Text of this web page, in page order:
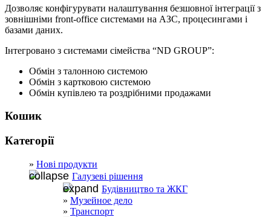
Дозволяє конфігурувати налаштування безшовної інтеграції з
зовнішніми front-office системами на АЗС, процесингами і
базами даних.
Інтегровано з системами сімейства “ND GROUP”:
Обмін з талонною системою
Обмін з картковою системою
Обмін купівлею та роздрібними продажами
Кошик
Категорії
Нові продукти
Галузеві рішення
Будівництво та ЖКГ
Музейное дело
Транспорт